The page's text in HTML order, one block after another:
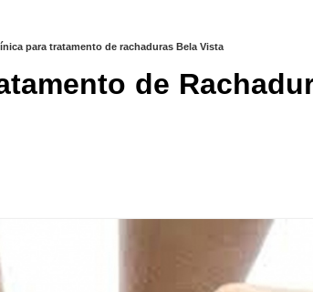
para tratamento de rachaduras Bela Vista
de